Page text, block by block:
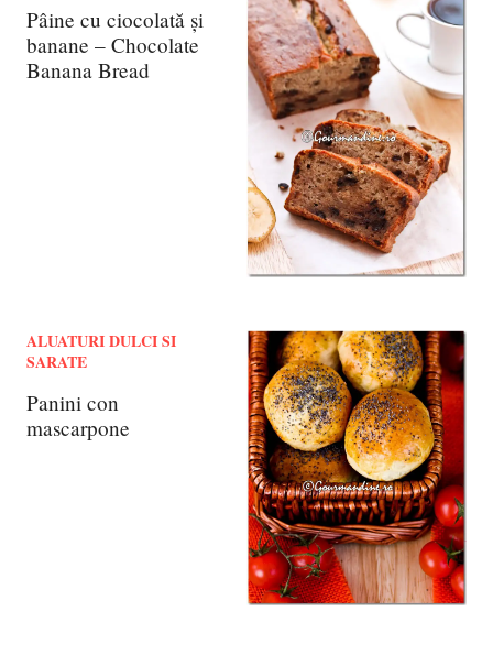
Pâine cu ciocolată și
banane – Chocolate
Banana Bread
ALUATURI DULCI SI
SARATE
Panini con
mascarpone